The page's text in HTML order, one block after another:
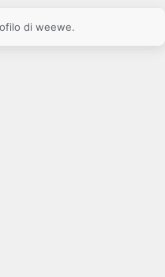
di weewe.